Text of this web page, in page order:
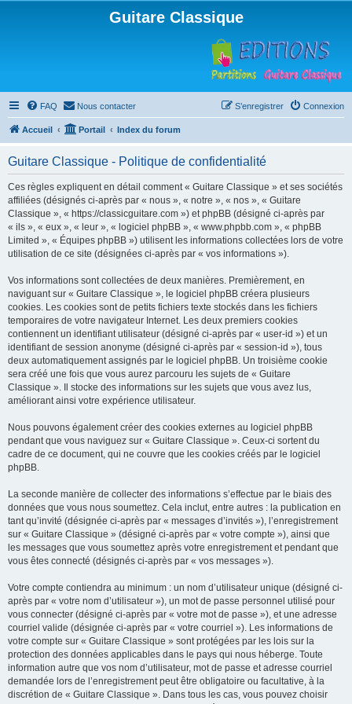
Guitare Classique
FAQ Nous contacter Connexion
S’enregistrer
Accueil Portail Index du forum
Guitare Classique - Politique de confidentialité
Ces règles expliquent en détail comment « Guitare Classique » et ses sociétés
affiliées (désignés ci-après par « nous », « notre », « nos », « Guitare
Classique », « https://classicguitare.com ») et phpBB (désigné ci-après par
« ils », « eux », « leur », « logiciel phpBB », « www.phpbb.com », « phpBB
Limited », « Équipes phpBB ») utilisent les informations collectées lors de votre
utilisation de ce site (désignées ci-après par « vos informations »).
Vos informations sont collectées de deux manières. Premièrement, en
naviguant sur « Guitare Classique », le logiciel phpBB créera plusieurs
cookies. Les cookies sont de petits fichiers texte stockés dans les fichiers
temporaires de votre navigateur Internet. Les deux premiers cookies
contiennent un identifiant utilisateur (désigné ci-après par « user-id ») et un
identifiant de session anonyme (désigné ci-après par « session-id »), tous
deux automatiquement assignés par le logiciel phpBB. Un troisième cookie
sera créé une fois que vous aurez parcouru les sujets de « Guitare
Classique ». Il stocke des informations sur les sujets que vous avez lus,
améliorant ainsi votre expérience utilisateur.
Nous pouvons également créer des cookies externes au logiciel phpBB
pendant que vous naviguez sur « Guitare Classique ». Ceux-ci sortent du
cadre de ce document, qui ne couvre que les cookies créés par le logiciel
phpBB.
La seconde manière de collecter des informations s’effectue par le biais des
données que vous nous soumettez. Cela inclut, entre autres : la publication en
tant qu’invité (désignée ci-après par « messages d’invités »), l’enregistrement
sur « Guitare Classique » (désigné ci-après par « votre compte »), ainsi que
les messages que vous soumettez après votre enregistrement et pendant que
vous êtes connecté (désignés ci-après par « vos messages »).
Votre compte contiendra au minimum : un nom d’utilisateur unique (désigné ci-
après par « votre nom d’utilisateur »), un mot de passe personnel utilisé pour
vous connecter (désigné ci-après par « votre mot de passe »), et une adresse
courriel valide (désignée ci-après par « votre courriel »). Les informations de
votre compte sur « Guitare Classique » sont protégées par les lois sur la
protection des données applicables dans le pays qui nous héberge. Toute
information autre que vos nom d’utilisateur, mot de passe et adresse courriel
demandée lors de l’enregistrement peut être obligatoire ou facultative, à la
discrétion de « Guitare Classique ». Dans tous les cas, vous pouvez choisir